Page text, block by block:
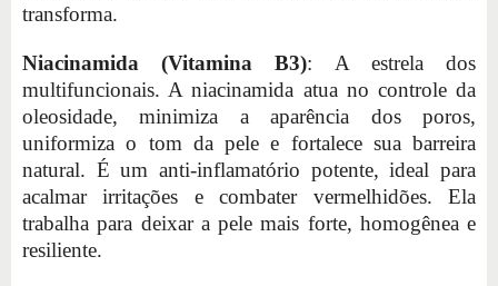
transforma.
Niacinamida (Vitamina B3): A estrela dos
multifuncionais. A niacinamida atua no controle da
oleosidade, minimiza a aparência dos poros,
uniformiza o tom da pele e fortalece sua barreira
natural. É um anti-inflamatório potente, ideal para
acalmar irritações e combater vermelhidões. Ela
trabalha para deixar a pele mais forte, homogênea e
resiliente.